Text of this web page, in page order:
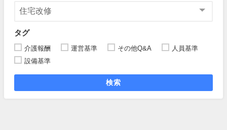
タグ
介護報酬 運営基準 その他Q&A
人員基準
設備基準
検索